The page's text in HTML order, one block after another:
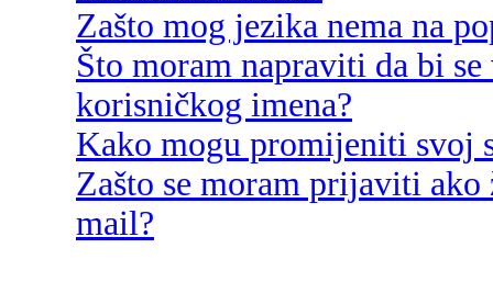
Zašto mog jezika nema na
Što moram napraviti da bi
korisničkog imena?
Kako mogu promijeniti svoj
Zašto se moram prijaviti
mail?